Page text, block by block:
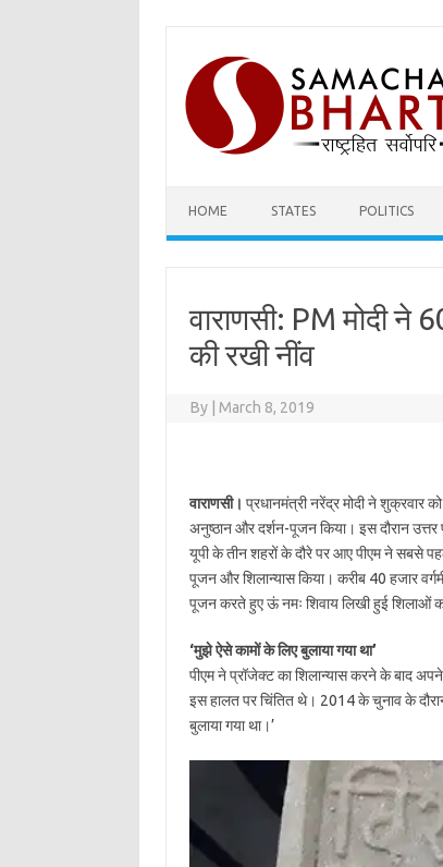
content
HOME STATES POLITICS
वाराणसी: PM मोदी ने
की रखी नींव
By March 8, 2019
वाराणसी। प्रधानमंत्री नरेंद्र मोदी ने शुक्रवार
अनुष्ठान और दर्शन-पूजन किया। इस दौरान
यूपी के तीन शहरों के दौरे पर आए पीएम ने सबसे
पूजन और शिलान्यास किया। करीब 40 हजार
पूजन करते हुए ऊं नमः शिवाय लिखी हुई शिलाओं
‘मुझे ऐसे कामों के लिए बुलाया गया था’
पीएम ने प्रॉजेक्ट का शिलान्यास करने के बाद अपने
इस हालत पर चिंतित थे। 2014 के चुनाव के
बुलाया गया था।’